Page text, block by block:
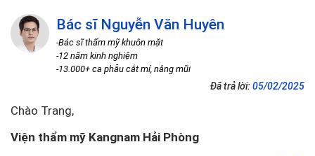
Bác sĩ Nguyễn Văn Huyên
-Bác sĩ thẩm mỹ khuôn mặt
-12 năm kinh nghiệm
-13.000+ ca phẫu cắt mí, nâng mũi
Đã trả lời: 05/02/2025
Chào Trang,
Viện thẩm mỹ Kangnam Hải Phòng